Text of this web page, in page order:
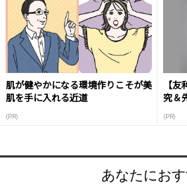
肌が健やかになる環境作りこそが美
肌を手に入れる近道
(PR)
【
究＆
(PR)
あなたにお